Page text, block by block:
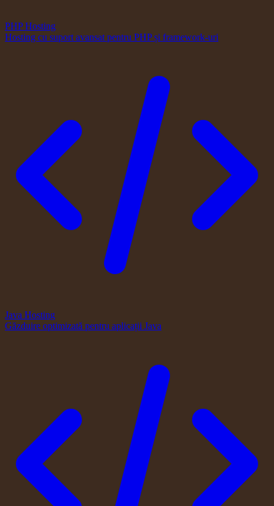
PHP Hosting
Hosting cu suport avansat pentru PHP și framework-uri
Java Hosting
Găzduire optimizată pentru aplicații Java